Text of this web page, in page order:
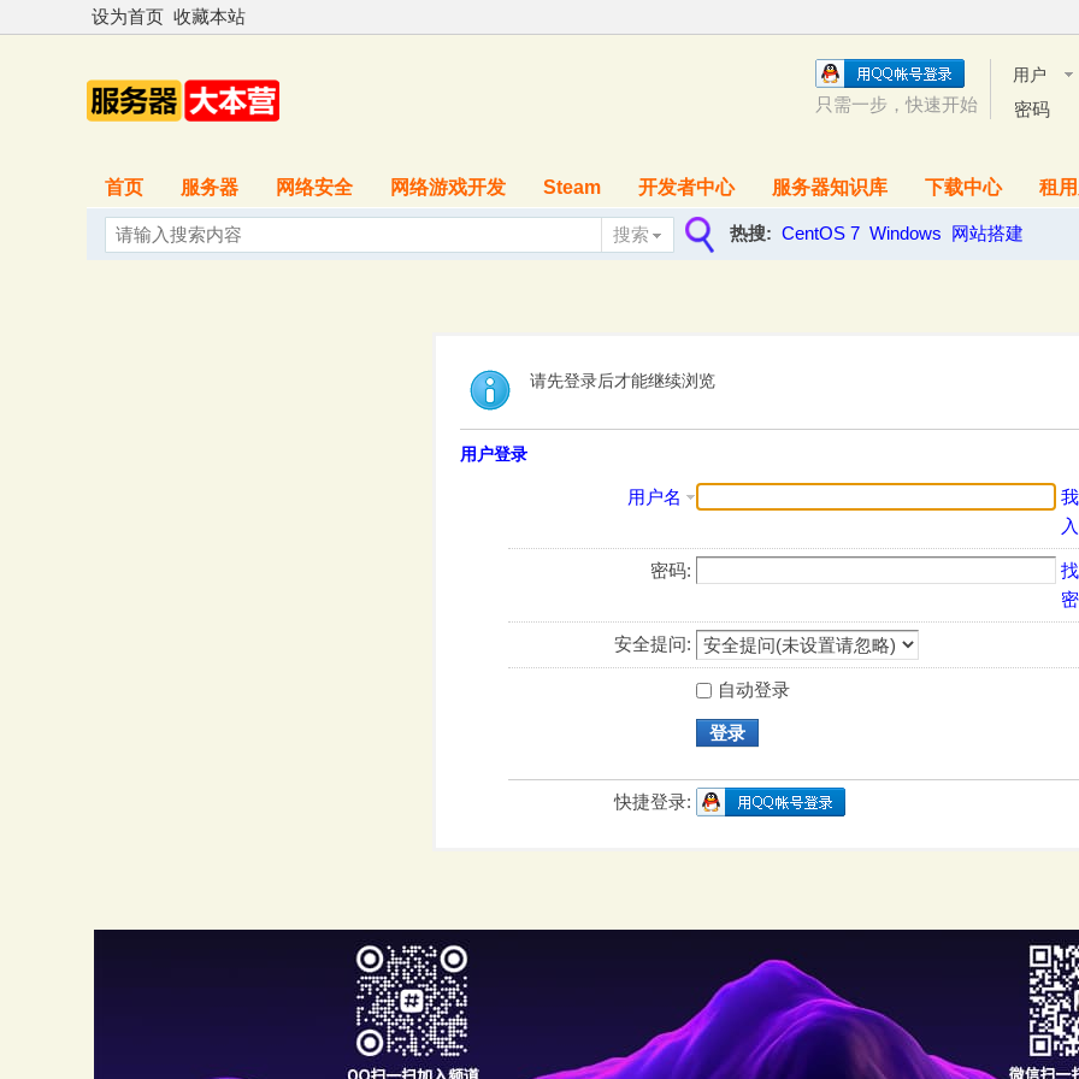
设为首页 收藏本站
用户
名
密码
只需一步，快速开始
首页 服务器 网络安全 网络游戏开发 Steam 开发者中心 服务器知识库 下载中心 租
搜索
索
热搜: CentOS 7 Windows 网站搭建
请先登录后才能继续浏览
用户登录
用户名
密码:
安全提问:
自动登录
登录
快捷登录: